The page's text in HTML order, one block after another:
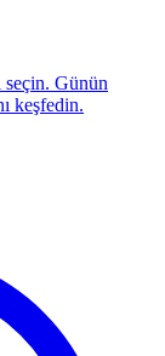
Günün
keşfedin.